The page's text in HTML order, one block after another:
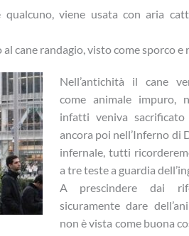
viene usata con aria
cane randagio, visto come sporco e
Nell’antichità il cane
come animale impuro,
infatti veniva
ancora poi nell’Inferno di
infernale, tutti
a tre teste a guardia
A prescindere dai
sicuramente dare
non è vista come buona